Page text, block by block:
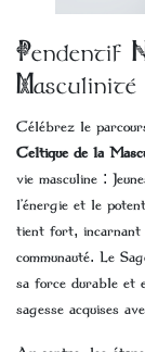
Pendentif
Masculinité
Célébrez le
Celtique de la
vie masculine :
l’énergie et le
tient fort, incarnant
communauté. Le
sa force durable et
sagesse acquises